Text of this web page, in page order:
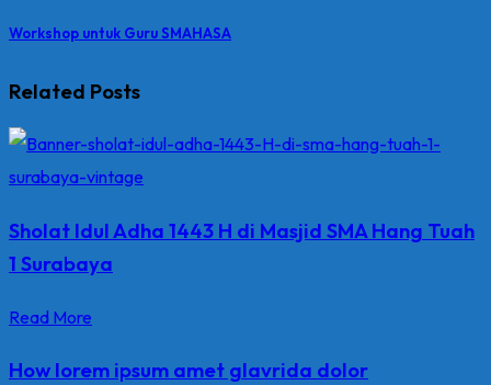
Workshop untuk Guru SMAHASA
Related Posts
Sholat Idul Adha 1443 H di Masjid SMA Hang Tuah
1 Surabaya
Read More
How lorem ipsum amet glavrida dolor